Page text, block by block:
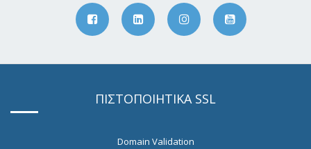
ΠΙΣΤΟΠΟΙΗΤΙΚΑ SSL
Domain Validation